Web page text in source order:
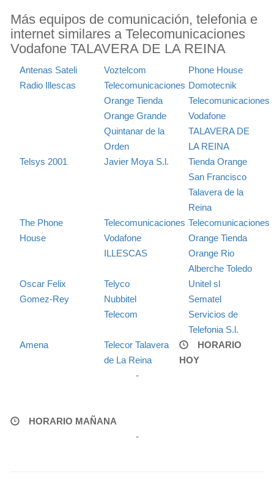
Más equipos de comunicación, telefonia e
internet similares a Telecomunicaciones
Vodafone TALAVERA DE LA REINA
Antenas Sateli Voztelcom
Phone House
Radio Illescas
Telecomunicaciones
Orange Tienda
Orange Grande
Quintanar de la
Orden
Domotecnik
Telecomunicaciones
Vodafone
TALAVERA DE
LA REINA
Telsys 2001
Javier Moya S.l.
Tienda Orange
San Francisco
Talavera de la
Reina
The Phone
House
Telecomunicaciones
Vodafone
ILLESCAS
Telecomunicaciones
Orange Tienda
Orange Rio
Alberche Toledo
Oscar Felix
Gomez-Rey
Telyco
Unitel sl
Nubbitel
Telecom
Sematel
Servicios de
Telefonia S.l.
Amena
Telecor Talavera
de La Reina
HORARIO
HOY
-
HORARIO MAÑANA
-